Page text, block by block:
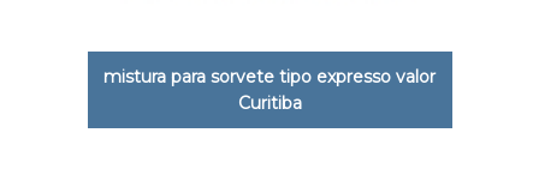
mistura para sorvete tipo expresso valor
Curitiba